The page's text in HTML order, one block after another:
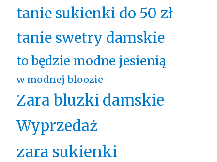
tanie sukienki do 50 zł
tanie swetry damskie
to będzie modne jesienią
w modnej bloozie
Zara bluzki damskie
Wyprzedaż
zara sukienki